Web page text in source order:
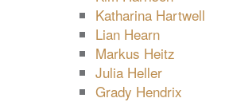
Katharina Hartwell
Lian Hearn
Markus Heitz
Julia Heller
Grady Hendrix